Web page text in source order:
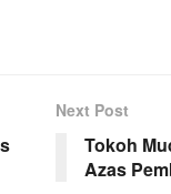
Next Post
Tokoh
Azas